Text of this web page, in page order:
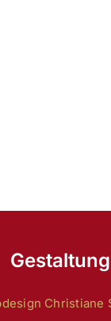
Gestaltung
Christiane